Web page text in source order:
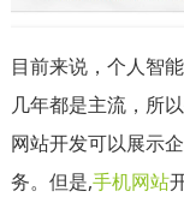
目前来说，个人智
几年都是主流，所
网站开发可以展示
务。但是,手机网站